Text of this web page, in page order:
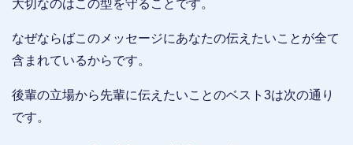
大切なのはこの型を守ることです。
なぜならばこのメッセージにあなたの伝えたいことが全て
含まれているからです。
後輩の立場から先輩に伝えたいことのベスト3は次の通り
です。